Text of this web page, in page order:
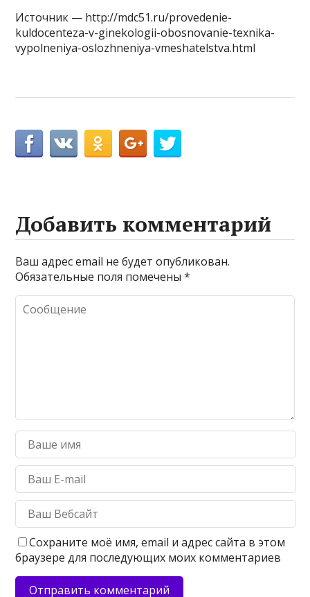
Источник — http://mdc51.ru/provedenie-
kuldocenteza-v-ginekologii-obosnovanie-texnika-
vypolneniya-oslozhneniya-vmeshatelstva.html
Добавить комментарий
Ваш адрес email не будет опубликован.
Обязательные поля помечены*
Сохраните моё имя, email и адрес сайта в этом
браузере для последующих моих комментариев